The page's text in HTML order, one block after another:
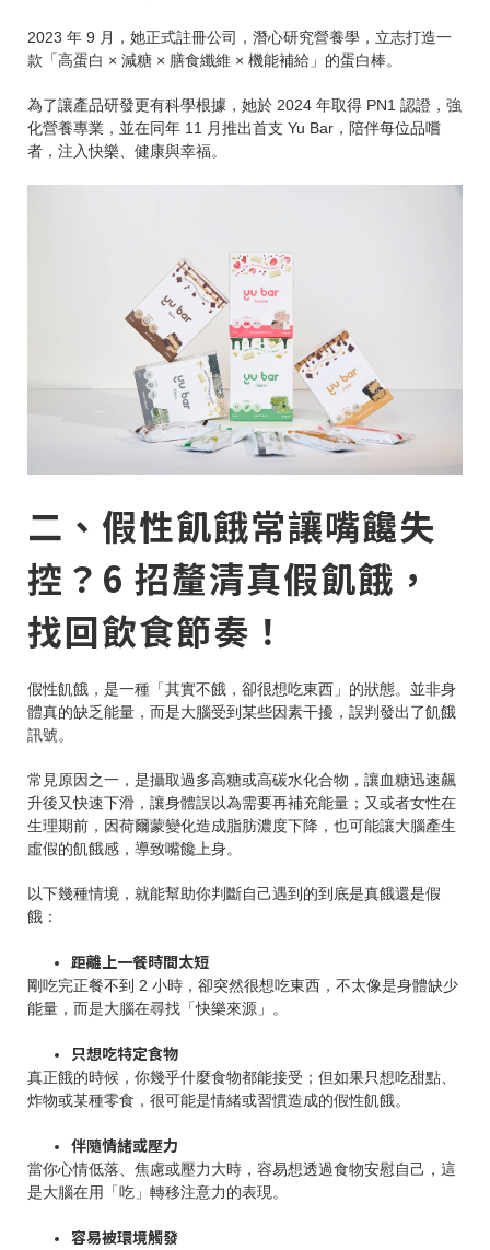
2023 年 9 月，她正式註冊公司，潛心研究營養學，立志打造一
款「高蛋白 × 減糖 × 膳食纖維 × 機能補給」的蛋白棒。
為了讓產品研發更有科學根據，她於 2024 年取得 PN1 認證，強
化營養專業，並在同年 11 月推出首支 Yu Bar，陪伴每位品嚐
者，注入快樂、健康與幸福。
二、假性飢餓常讓嘴饞失
控？6 招釐清真假飢餓，
找回飲食節奏！
假性飢餓，是一種「其實不餓，卻很想吃東西」的狀態。並非身
體真的缺乏能量，而是大腦受到某些因素干擾，誤判發出了飢餓
訊號。
常見原因之一，是攝取過多高糖或高碳水化合物，讓血糖迅速飆
升後又快速下滑，讓身體誤以為需要再補充能量；又或者女性在
生理期前，因荷爾蒙變化造成脂肪濃度下降，也可能讓大腦產生
虛假的飢餓感，導致嘴饞上身。
以下幾種情境，就能幫助你判斷自己遇到的到底是真餓還是假
餓：
距離上一餐時間太短
剛吃完正餐不到 2 小時，卻突然很想吃東西，不太像是身體缺少
能量，而是大腦在尋找「快樂來源」。
只想吃特定食物
真正餓的時候，你幾乎什麼食物都能接受；但如果只想吃甜點、
炸物或某種零食，很可能是情緒或習慣造成的假性飢餓。
伴隨情緒或壓力
當你心情低落、焦慮或壓力大時，容易想透過食物安慰自己，這
是大腦在用「吃」轉移注意力的表現。
容易被環境觸發